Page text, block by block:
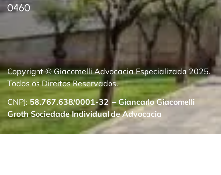
0460
Copyright © Giacomelli Advocacia Especializada 2025.
Todos os Direitos Reservados.
CNPJ: 58.767.638/0001-32 – Giancarlo Giacomelli
Groth Sociedade Individual de Advocacia